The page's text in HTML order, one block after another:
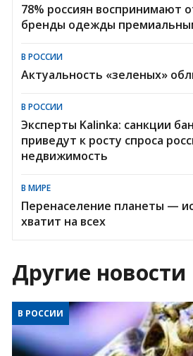
78% россиян воспринимают
бренды одежды
В РОССИИ
Актуальность «зеленых»
В РОССИИ
Эксперты Kalinka: санкции
приведут к росту спроса
недвижимость
В МИРЕ
Перенаселение планеты —
хватит на всех
Другие новости
В РОССИИ